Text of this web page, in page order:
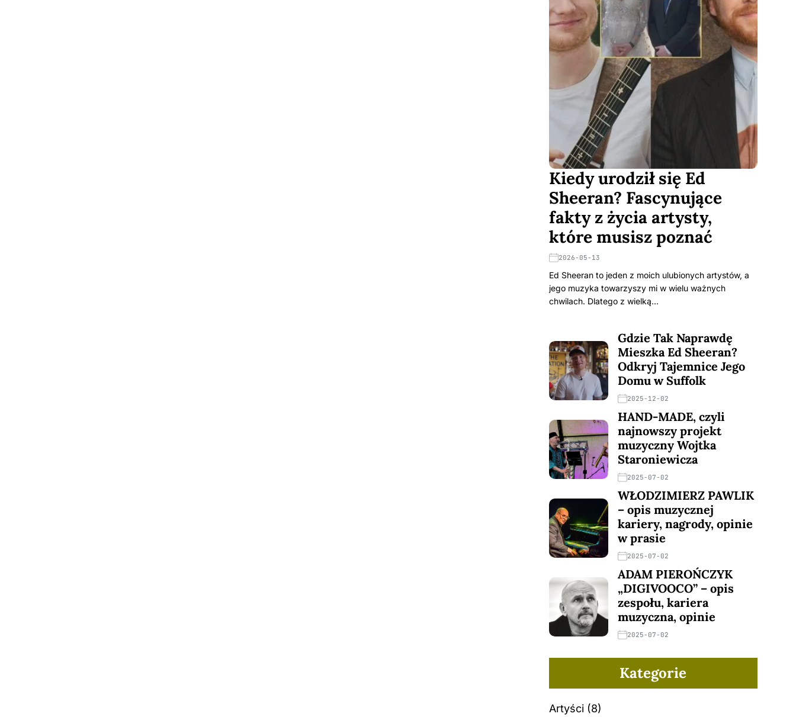
Kiedy urodził się Ed
Sheeran? Fascynujące
fakty z życia artysty,
które musisz poznać
2026-05-13
Ed Sheeran to jeden z moich ulubionych artystów, a
jego muzyka towarzyszy mi w wielu ważnych
chwilach. Dlatego z wielką…
Gdzie Tak Naprawdę
Mieszka Ed Sheeran?
Odkryj Tajemnice Jego
Domu w Suffolk
2025-12-02
HAND-MADE, czyli
najnowszy projekt
muzyczny Wojtka
Staroniewicza
2025-07-02
WŁODZIMIERZ PAWLIK
– opis muzycznej
kariery, nagrody, opinie
w prasie
2025-07-02
ADAM PIEROŃCZYK
„DIGIVOOCO” – opis
zespołu, kariera
muzyczna, opinie
2025-07-02
Kategorie
Artyści(8)